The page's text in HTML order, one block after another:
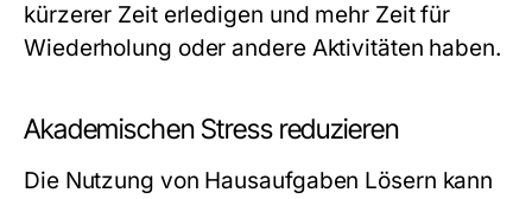
kürzerer Zeit erledigen und mehr Zeit für
Wiederholung oder andere Aktivitäten haben.
Akademischen Stress reduzieren
Die Nutzung von Hausaufgaben Lösern kann